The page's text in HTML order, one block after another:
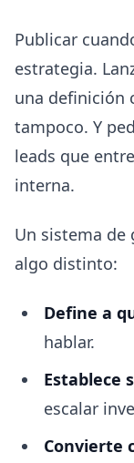
Publicar
estrategia.
una definición
tampoco. Y
leads que
interna.
Un sistema de
algo distinto:
Define a
hablar.
Establece
escalar
Convierte